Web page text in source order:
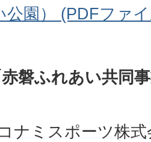
公園） (PDFファ
磐ふれあい共同
ナミスポーツ株